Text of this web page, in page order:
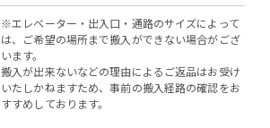
※エレベーター・出入口・通路のサイズによって
は、ご希望の場所まで搬入ができない場合がござ
います。
搬入が出来ないなどの理由によるご返品はお受け
いたしかねますため、事前の搬入経路の確認をお
すすめしております。